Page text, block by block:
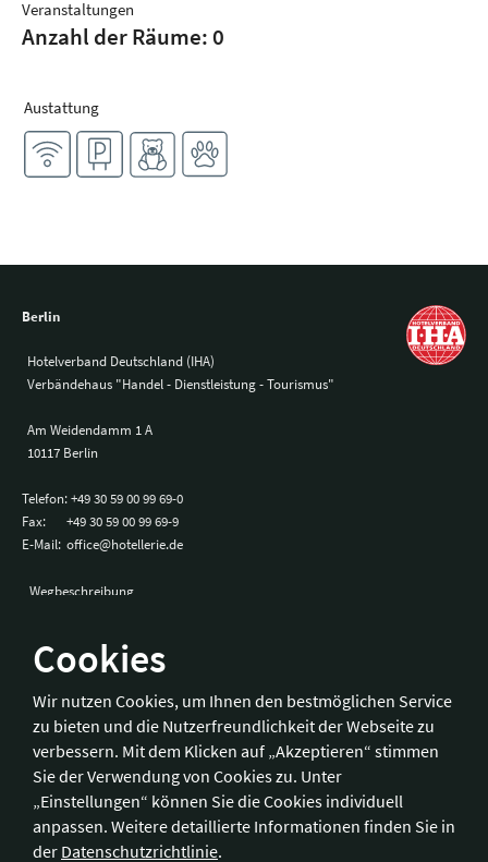
Cookies
Wir nutzen Cookies, um Ihnen den bestmöglichen Service
zu bieten und die Nutzerfreundlichkeit der Webseite zu
verbessern. Mit dem Klicken auf „Akzeptieren“ stimmen
Sie der Verwendung von Cookies zu. Unter
„Einstellungen“ können Sie die Cookies individuell
anpassen. Weitere detaillierte Informationen finden Sie in
der Datenschutzrichtlinie.
Veranstaltungen
Anzahl der Räume: 0
Austattung
Berlin
Hotelverband Deutschland (IHA)
Verbändehaus "Handel - Dienstleistung - Tourismus"
Am Weidendamm 1 A
10117 Berlin
Telefon:+49 30 59 00 99 69-0
Fax:
+49 30 59 00 99 69-9
E-Mail: office@hotellerie.de
Wegbeschreibung
Hotelverband Deutschland (IHA) / IHA-Service GmbH
Kronprinzenstraße 37
53173 Bonn
Telefon: